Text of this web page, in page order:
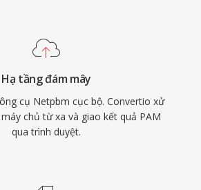
Hạ tầng đám mây
cụ Netpbm cục bộ. Convertio xử
chủ từ xa và giao kết quả PAM
qua trình duyệt.